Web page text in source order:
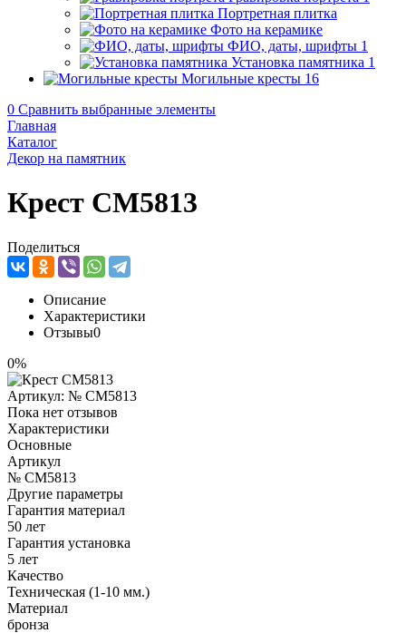
Портретная плитка
Фото на керамике
ФИО, даты, шрифты 1
Установка памятника 1
Могильные кресты 16
0 Сравнить выбранные элементы
Главная
Каталог
Декор на памятник
Крест CM5813
Поделиться
Описание
Характеристики
Отзывы0
0%
Артикул: № CM5813
Пока нет отзывов
Характеристики
Основные
Артикул
№ CM5813
Другие параметры
Гарантия материал
50 лет
Гарантия установка
5 лет
Качество
Техническая (1-10 мм.)
Материал
бронза